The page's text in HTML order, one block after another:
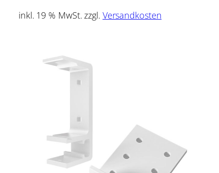
inkl. 19 % MwSt. zzgl. Versandkosten